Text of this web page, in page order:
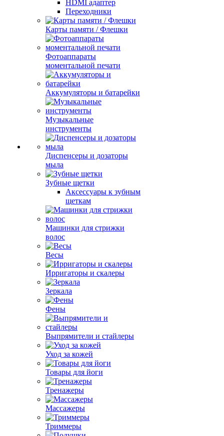
HDMI адаптер
Переходники
Карты памяти / Флешки
Фотоаппараты
моментальной печати
Аккумуляторы и батарейки
Музыкальные
инструменты
Диспенсеры и дозаторы
мыла
Зубные щетки
Аксессуары к зубным
щеткам
Машинки для стрижки
волос
Весы
Ирригаторы и скалеры
Зеркала
Фены
Выпрямители и стайлеры
Уход за кожей
Товары для йоги
Тренажеры
Массажеры
Триммеры